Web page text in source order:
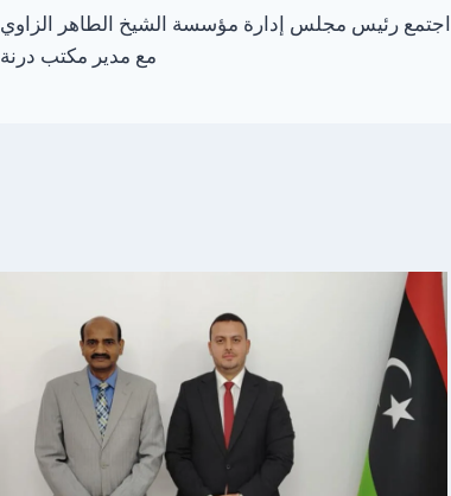
اجتمع رئيس مجلس إدارة مؤسسة الشيخ الطاهر الزاوي
مع مدير مكتب درنة